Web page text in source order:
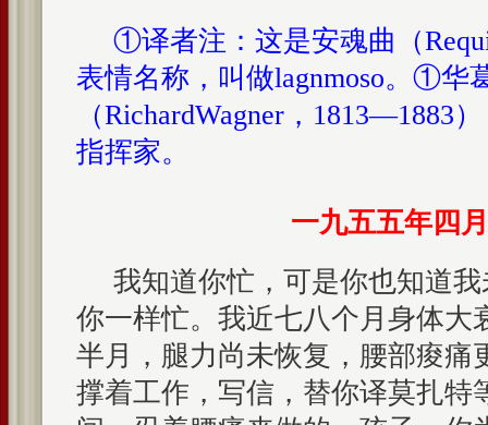
①译者注：这是安魂曲（
表情名称，叫做lagnmoso。①华
（RichardWagner，1813—1883
指挥家。
一九五五年四
我知道你忙，可是你也知道
你一样忙。我近七八个月身体大
半月，腿力尚未恢复，腰部痠痛
撑着工作，写信，替你译莫扎特